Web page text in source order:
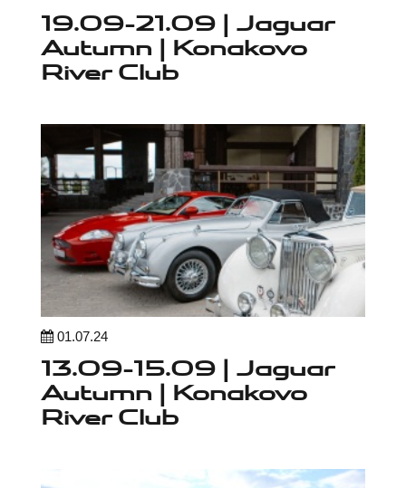
19.09-21.09 | Jaguar
Autumn | Konakovo
River Club
01.07.24
13.09-15.09 | Jaguar
Autumn | Konakovo
River Club